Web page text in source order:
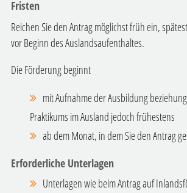
Fristen
Reichen Sie den Antrag möglichst früh ein,
vor Beginn des Auslandsaufenthaltes.
Die Förderung beginnt
mit Aufnahme der Ausbildung
Praktikums im Ausland jedoch frühestens
ab dem Monat, in dem Sie den Antrag
Erforderliche Unterlagen
Unterlagen wie beim Antrag auf